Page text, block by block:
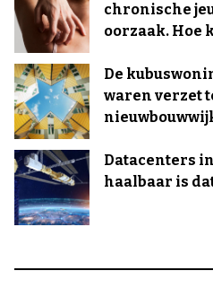
chronische
oorzaak. Hoe
De
waren verzet
Datacenters
haalbaar is